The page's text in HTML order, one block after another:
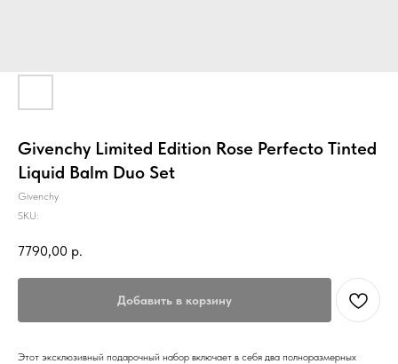
Givenchy Limited Edition Rose Perfecto Tinted
Liquid Balm Duo Set
Givenchy
SKU:
7790,00 р.
Добавить в корзину
Этот эксклюзивный подарочный набор включает в себя два полноразмерных